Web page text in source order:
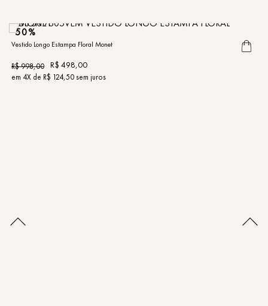
50%
Vestido Longo Estampa Floral Monet
R$998,00 R$ 498,00
em 4X de R$ 124,50sem juros